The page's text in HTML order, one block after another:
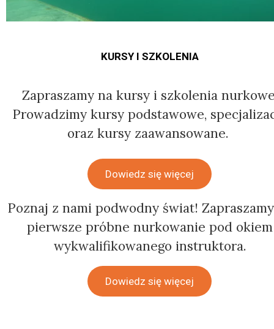
Dowiedz się więcej
Zapraszamy na kursy i szkolenia
Prowadzimy kursy podstawowe,
oraz kursy zaawansowane.
KURSY I SZKOLENIA
Dowiedz się więcej
Poznaj z nami podwodny świat!
pierwsze próbne nurkowanie pod okiem
wykwalifikowanego instruktora.